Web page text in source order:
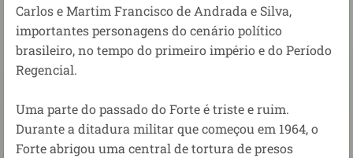
Carlos e Martim Francisco de Andrada e Silva,
importantes personagens do cenário político
brasileiro, no tempo do primeiro império e do Período
Regencial.
Uma parte do passado do Forte é triste e ruim.
Durante a ditadura militar que começou em 1964, o
Forte abrigou uma central de tortura de presos